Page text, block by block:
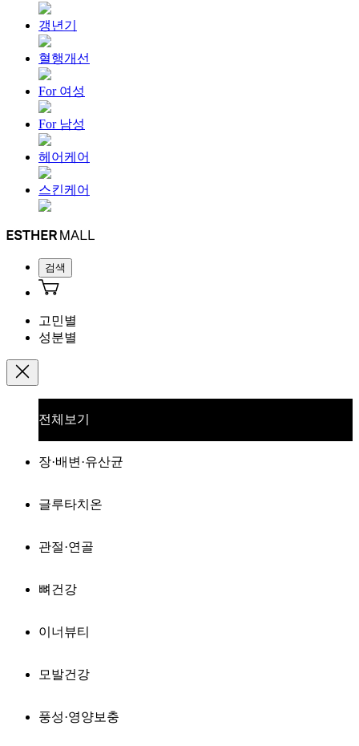
갱년기
혈행개선
For 여성
For 남성
헤어케어
스킨케어
검색
고민별
성분별
전체보기
장·배변·유산균
글루타치온
관절·연골
뼈건강
이너뷰티
모발건강
풍성·영양보충